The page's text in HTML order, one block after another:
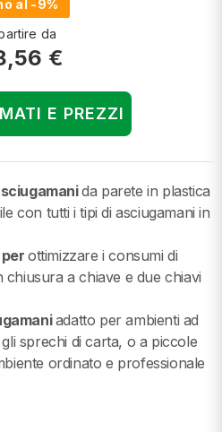
al -9%
da
€
E PREZZI
da parete in plastica
con tutti i tipi di asciugamani in
ottimizzare i consumi di
chiusura a chiave e due chiavi
adatto per ambienti ad
sprechi di carta, o a piccole
ordinato e professionale